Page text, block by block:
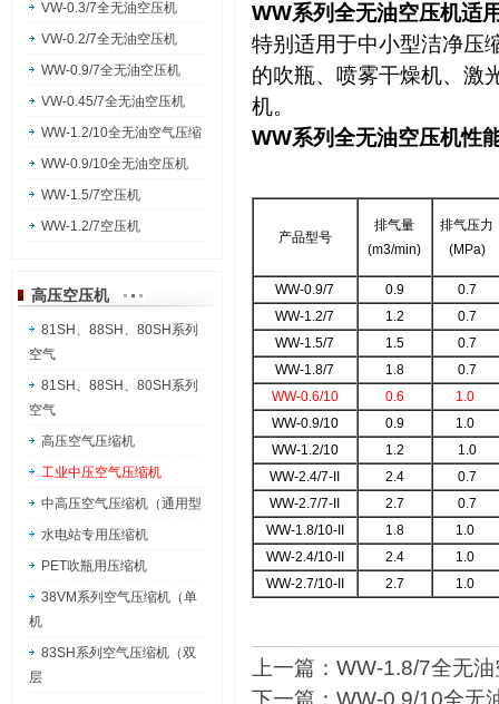
VW-0.3/7全无油空压机
VW-0.2/7全无油空压机
WW-0.9/7全无油空压机
VW-0.45/7全无油空压机
WW-1.2/10全无油空气压缩
WW-0.9/10全无油空压机
WW-1.5/7空压机
WW-1.2/7空压机
高压空压机
81SH、88SH、80SH系列
空气
81SH、88SH、80SH系列
空气
高压空气压缩机
工业中压空气压缩机
中高压空气压缩机（通用型
水电站专用压缩机
PET吹瓶用压缩机
38VM系列空气压缩机（单
机
83SH系列空气压缩机（双
层
WW系列全无油空压机适
特别适用于中小型洁净压
的吹瓶、喷雾干燥机、激
机。
WW系列全无油空压机性
产品型号
排气量
(m3/min)
排气压力
(MPa)
WW-0.9/7 0.9
0.7
WW-1.2/7
1.2
0.7
WW-1.5/7
1.5
0.7
WW-1.8/7
1.8
0.7
WW-0.6/10
0.6
1.0
WW-0.9/10
0.9
1.0
WW-1.2/10
1.2
1.0
WW-2.4/7-II
2.4
0.7
WW-2.7/7-II
2.7
0.7
WW-1.8/10-II
1.8
1.0
WW-2.4/10-II
2.4
1.0
WW-2.7/10-II
2.7 1.0
上一篇： WW-1.8/7全无
下一篇： WW-0.9/10全无